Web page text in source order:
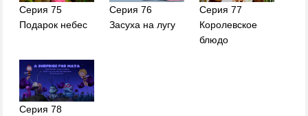
Серия 75
Подарок небес
Серия 76
Засуха на лугу
Серия 77
Королевское
блюдо
Серия 78